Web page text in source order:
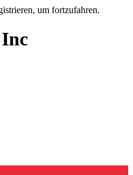
um fortzufahren.